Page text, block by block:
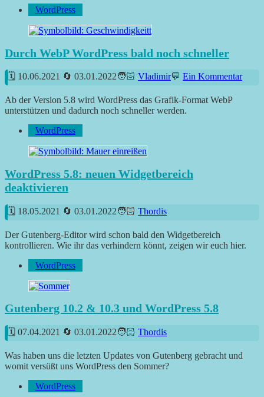
WordPress
Durch WebP WordPress bald noch schneller
10.06.2021 03.01.2022 Vladimir Ein Kommentar
Ab der Version 5.8 wird WordPress das Grafik-Format WebP
unterstützen und dadurch noch schneller werden.
WordPress
WordPress 5.8: neuen Widgetbereich
deaktivieren
18.05.2021 03.01.2022 Thordis
Der Gutenberg-Editor wird schon bald den Widgetbereich
kontrollieren. Wie ihr das verhindern könnt, zeigen wir euch hier.
WordPress
Gutenberg 10.2 & 10.3 und WordPress 5.8
07.04.2021 03.01.2022 Thordis
Was haben uns die letzten Updates von Gutenberg gebracht und
womit versüßt uns WordPress den Sommer?
WordPress